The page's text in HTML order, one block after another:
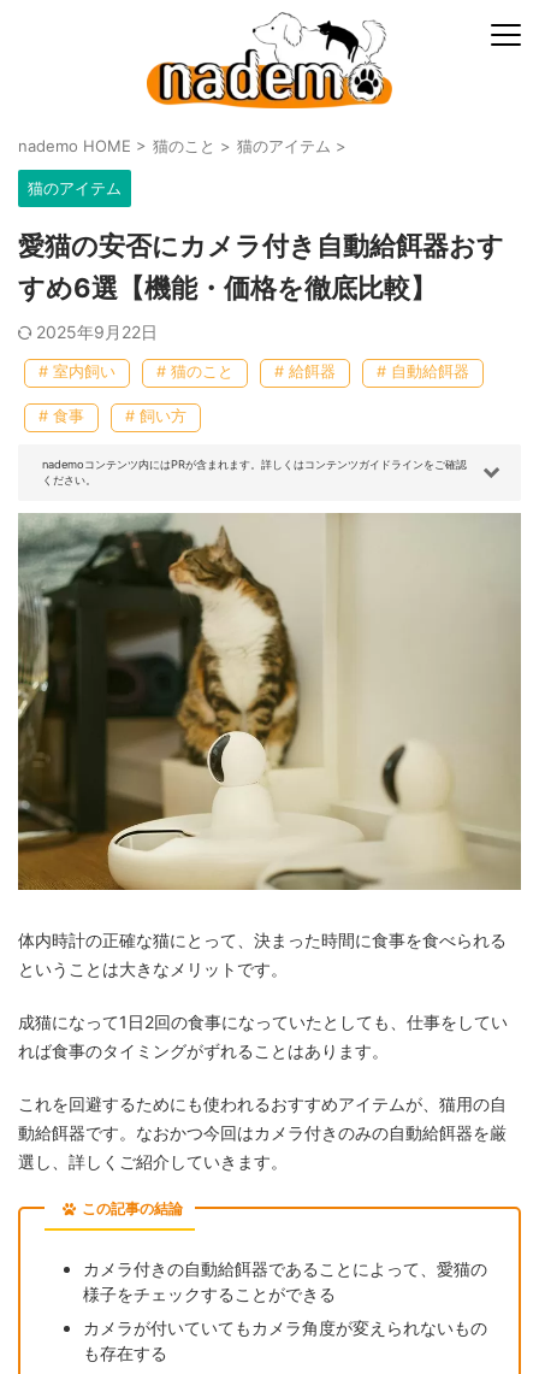
nademo HOME > 猫のこと > 猫のアイテム >
猫のアイテム
愛猫の安否にカメラ付き自動給餌器おす
すめ6選【機能・価格を徹底比較】
2025年9月22日
# 室内飼い # 猫のこと # 給餌器 # 自動給餌器
# 食事 # 飼い方
nademoコンテンツ内にはPRが含まれます。詳しくはコンテンツガイドラインをご確認
ください。
体内時計の正確な猫にとって、決まった時間に食事を食べられる
ということは大きなメリットです。
成猫になって1日2回の食事になっていたとしても、仕事をしてい
れば食事のタイミングがずれることはあります。
これを回避するためにも使われるおすすめアイテムが、猫用の自
動給餌器です。なおかつ今回はカメラ付きのみの自動給餌器を厳
選し、詳しくご紹介していきます。
この記事の結論
カメラ付きの自動給餌器であることによって、愛猫の
様子をチェックすることができる
カメラが付いていてもカメラ角度が変えられないもの
も存在する